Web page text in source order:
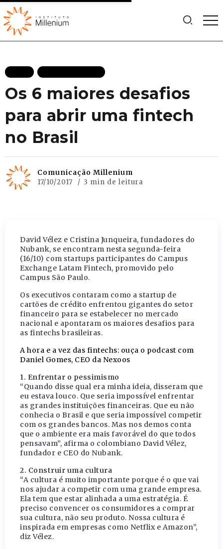
Os 6 maiores desafios
para abrir uma fintech
no Brasil
Comunicação Millenium
17/10/2017 3 min de leitura
David Vélez e Cristina Junqueira, fundadores do
Nubank, se encontram nesta segunda-feira
(16/10) com startups participantes do Campus
Exchange Latam Fintech, promovido pelo
Campus São Paulo.
Os executivos contaram como a startup de
cartões de crédito enfrentou gigantes do setor
financeiro para se estabelecer no mercado
nacional e apontaram os maiores desafios para
as fintechs brasileiras.
A hora e a vez das fintechs: ouça o podcast com
Daniel Gomes, CEO da Nexoos
1. Enfrentar o pessimismo
“Quando disse qual era minha ideia, disseram que
eu estava louco. Que seria impossível enfrentar
as grandes instituições financeiras. Que eu não
conhecia o Brasil e que seria impossível competir
com os grandes bancos. Mas nos demos conta
que o ambiente era mais favorável do que todos
pensavam”, afirma o colombiano David Vélez,
fundador e CEO do Nubank.
2. Construir uma cultura
“A cultura é muito importante porque é o que vai
nos ajudar a competir com uma grande empresa.
Ela tem que estar alinhada a uma estratégia. É
preciso convencer os consumidores a comprar
sua cultura, não seu produto. Nossa cultura é
inspirada em empresas como Netflix e Amazon”,
diz Vélez.